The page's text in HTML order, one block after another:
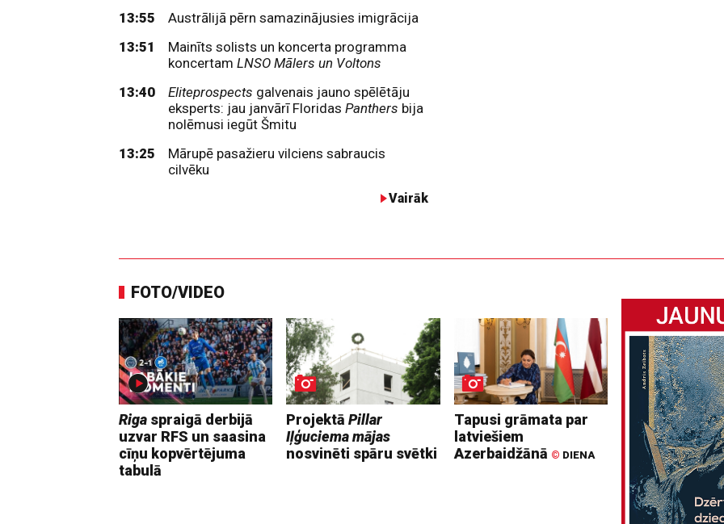
13:55
Austrālijā pērn samazinājusies imigrācija
13:51
Mainīts solists un koncerta programma
koncertam LNSO Mālers un Voltons
13:40
Eliteprospects galvenais jauno spēlētāju
eksperts: jau janvārī Floridas Panthers bija
nolēmusi iegūt Šmitu
13:25
Mārupē pasažieru vilciens sabraucis
cilvēku
Vairāk
FOTO/VIDEO
Riga spraigā derbijā
uzvar RFS un saasina
cīņu kopvērtējuma
tabulā
ProjektāPillar
Iļģuciema mājas
nosvinēti spāru svētki
Tapusi grāmata par
latviešiem
Azerbaidžānā © DIENA